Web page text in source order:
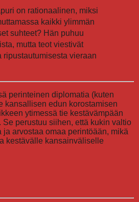
on rationaalinen, miksi
kaikki ylimmän
suhteet? Hän puhuu
mutta teot viestivät
ripustautumisesta vieraan
perinteinen diplomatia (kuten
kansallisen edun korostamisen
ytimessä tie kestävämpään
perustuu siihen, että kukin valtio
ja arvostaa omaa perintöään, mikä
kestävälle kansainväliselle